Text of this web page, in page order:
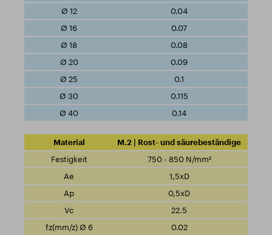
0.04
0.07
0.08
0.09
0.1
0.115
0.14
M.2 | Rost- und säurebeständige
750 - 850 N/mm²
1,5xD
0,5xD
22.5
0.02